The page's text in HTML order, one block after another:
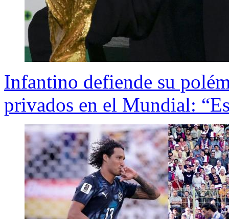
Infantino defiende su
privados en el Mundial: